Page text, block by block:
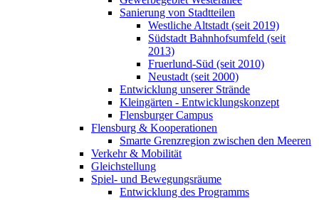
Sanierung von Stadtteilen
Westliche Altstadt (seit 2019)
Südstadt Bahnhofsumfeld (seit
2013)
Fruerlund-Süd (seit 2010)
Neustadt (seit 2000)
Entwicklung unserer Strände
Kleingärten - Entwicklungskonzept
Flensburger Campus
Flensburg & Kooperationen
Smarte Grenzregion zwischen den Meeren
Verkehr & Mobilität
Gleichstellung
Spiel- und Bewegungsräume
Entwicklung des Programms